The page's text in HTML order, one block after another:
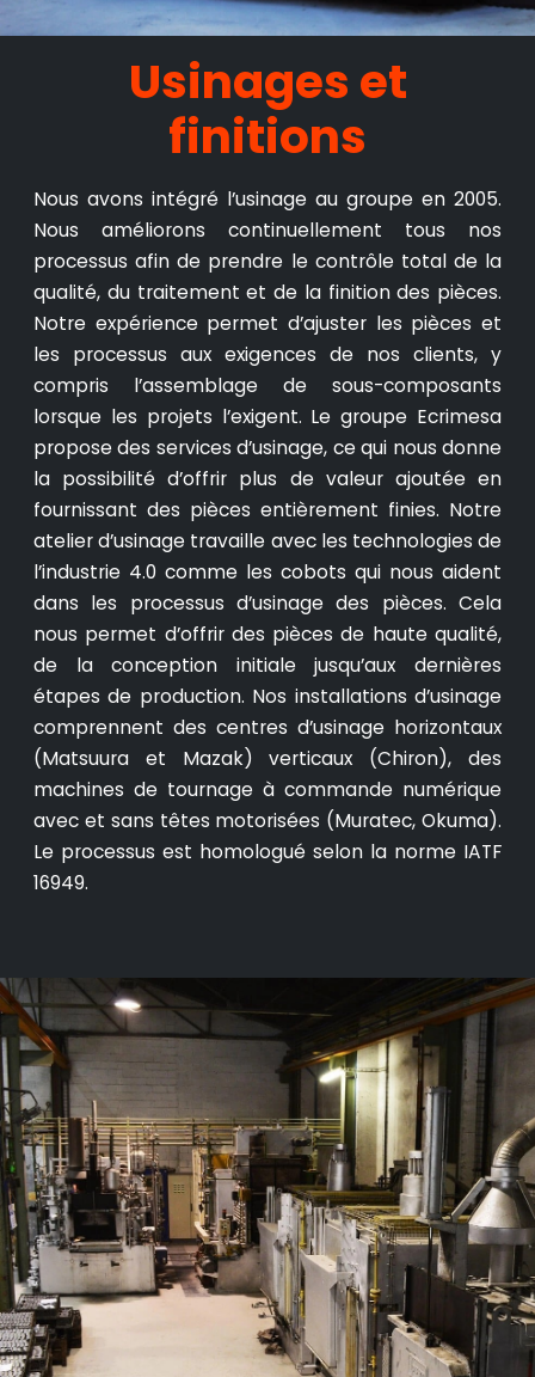
Usinages et
finitions
Nous avons intégré l’usinage au groupe en 2005.
Nous améliorons continuellement tous nos
processus afin de prendre le contrôle total de la
qualité, du traitement et de la finition des pièces.
Notre expérience permet d’ajuster les pièces et
les processus aux exigences de nos clients, y
compris l’assemblage de sous-composants
lorsque les projets l’exigent. Le groupe Ecrimesa
propose des services d’usinage, ce qui nous donne
la possibilité d’offrir plus de valeur ajoutée en
fournissant des pièces entièrement finies. Notre
atelier d’usinage travaille avec les technologies de
l’industrie 4.0 comme les cobots qui nous aident
dans les processus d’usinage des pièces. Cela
nous permet d’offrir des pièces de haute qualité,
de la conception initiale jusqu’aux dernières
étapes de production. Nos installations d’usinage
comprennent des centres d’usinage horizontaux
(Matsuura et Mazak) verticaux (Chiron), des
machines de tournage à commande numérique
avec et sans têtes motorisées (Muratec, Okuma).
Le processus est homologué selon la norme IATF
16949.